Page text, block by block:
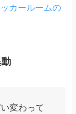
カールームの
変わって